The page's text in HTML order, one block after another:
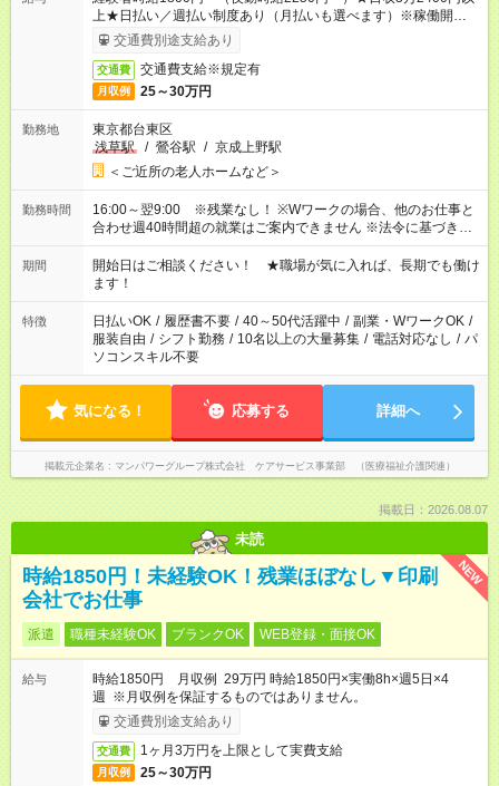
上★日払い／週払い制度あり（月払いも選べます）※稼働開始時
は手続き完了次第のお支払いとなります。
交通費別途支給あり
交通費 交通費支給※規定有
月収例 25～30万円
勤務地
東京都台東区
浅草駅
/ 鶯谷駅 / 京成上野駅
＜ご近所の老人ホームなど＞
勤務時間
16:00～翌9:00 ※残業なし！ ※Wワークの場合、他のお仕事と
合わせ週40時間超の就業はご案内できません ※法令に基づき、
週20時間以上勤務は社会保険への加入対象となります ※労働者
派遣法（日雇い派遣の原則禁止）により、短時間・短期間の就
業はご案内が難しい場合があります
期間
開始日はご相談ください！ ★職場が気に入れば、長期でも働け
ます！
特徴 日払いOK / 履歴書不要 / 40～50代活躍中 / 副業・WワークOK /
服装自由 / シフト勤務 / 10名以上の大量募集 / 電話対応なし / パ
ソコンスキル不要
気になる！ 応募する 詳細へ
掲載元企業名 マンパワーグループ株式会社 ケアサービス事業部 （医療福祉介護関連）
掲載日：2026.08.07
未読
NEW
時給1850円！未経験OK！残業ほぼなし▼印刷
会社でお仕事
派遣 職種未経験OK ブランクOK WEB登録・面接OK
給与
時給1850円 月収例 29万円 時給1850円×実働8h×週5日×4
週 ※月収例を保証するものではありません。
交通費別途支給あり
交通費 1ヶ月3万円を上限として実費支給
月収例 25～30万円